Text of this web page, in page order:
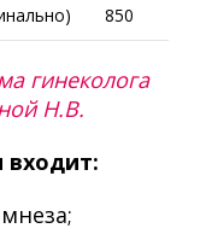
850
гинеколога
Н.В.
входит: